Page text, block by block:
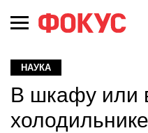
НАУКА
В шкафу или